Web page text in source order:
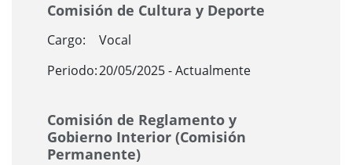
Comisión de Cultura y Deporte
Cargo:
Vocal
Periodo:20/05/2025 - Actualmente
Comisión de Reglamento y
Gobierno Interior (Comisión
Permanente)